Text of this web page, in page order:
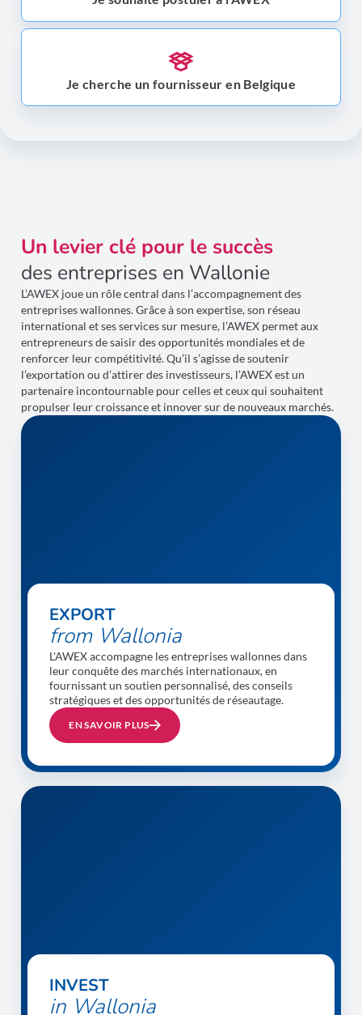
Je cherche un fournisseur en Belgique
Un levier clé pour le succès
des entreprises en Wallonie
L’AWEX joue un rôle central dans l’accompagnement des
entreprises wallonnes. Grâce à son expertise, son réseau
international et ses services sur mesure, l’AWEX permet aux
entrepreneurs de saisir des opportunités mondiales et de
renforcer leur compétitivité. Qu’il s’agisse de soutenir
l’exportation ou d’attirer des investisseurs, l’AWEX est un
partenaire incontournable pour celles et ceux qui souhaitent
propulser leur croissance et innover sur de nouveaux marchés.
EXPORT
from Wallonia
L'AWEX accompagne les entreprises wallonnes dans
leur conquête des marchés internationaux, en
fournissant un soutien personnalisé, des conseils
stratégiques et des opportunités de réseautage.
EN SAVOIR PLUS
INVEST
in Wallonia